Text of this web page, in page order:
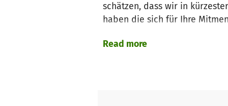
schätzen, dass wir in
haben die sich für Ihre
Da sich dieses Projekt rein
Read more